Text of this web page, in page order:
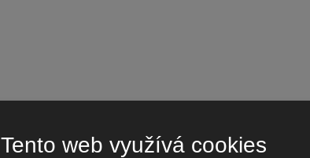
Tento web využívá cookies